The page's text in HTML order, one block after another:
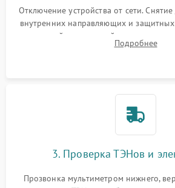
Отключение устройства от сети.
внутренних направляющих и
задней или верхней панели для
нагревательным элементам, плате
Подробнее
3. Проверка ТЭНов и
Прозвонка мультиметром нижнего,